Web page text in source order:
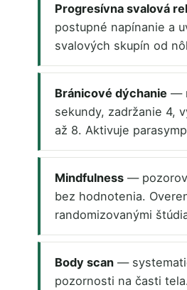
Progresívna svalová
postupné napínanie a
svalových skupín od
Bránicové dýchanie —
sekundy, zadržanie 4,
až 8. Aktivuje
Mindfulness —
bez hodnotenia.
randomizovanými
Body scan —
pozornosti na časti